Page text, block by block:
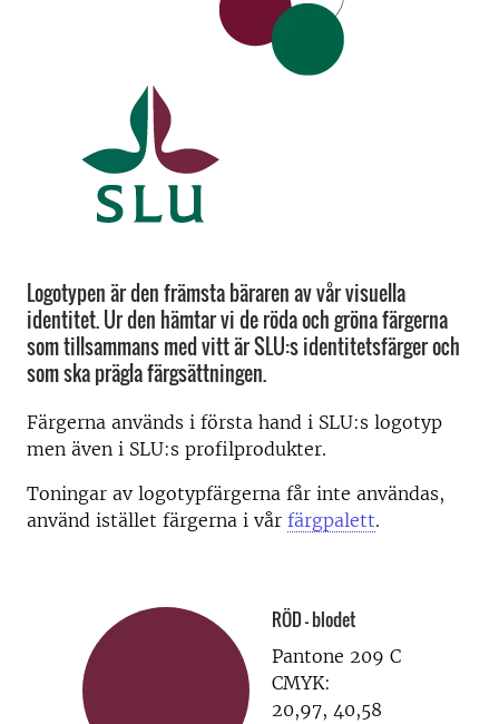
Logotypen är den främsta bäraren av vår visuella
identitet. Ur den hämtar vi de röda och gröna färgerna
som tillsammans med vitt är SLU:s identitetsfärger och
som ska prägla färgsättningen.
Färgerna används i första hand i SLU:s logotyp
men även i SLU:s profilprodukter.
Toningar av logotypfärgerna får inte användas,
använd istället färgerna i vår färgpalett.
RÖD – blodet
Pantone 209 C
CMYK:
20,97, 40,58